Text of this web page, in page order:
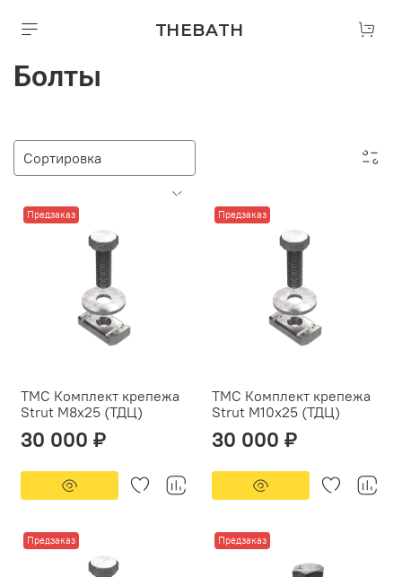
THEBATH
Болты
Предзаказ
ТМС Комплект крепежа
Strut М8х25 (ТДЦ)
30 000 ₽
Предзаказ
ТМС Комплект крепежа
Strut М10х25 (ТДЦ)
30 000 ₽
Предзаказ Предзаказ